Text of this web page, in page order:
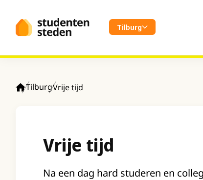
Tilburg
TilburgVrije tijd
Vrije tijd
Na een dag hard studeren en